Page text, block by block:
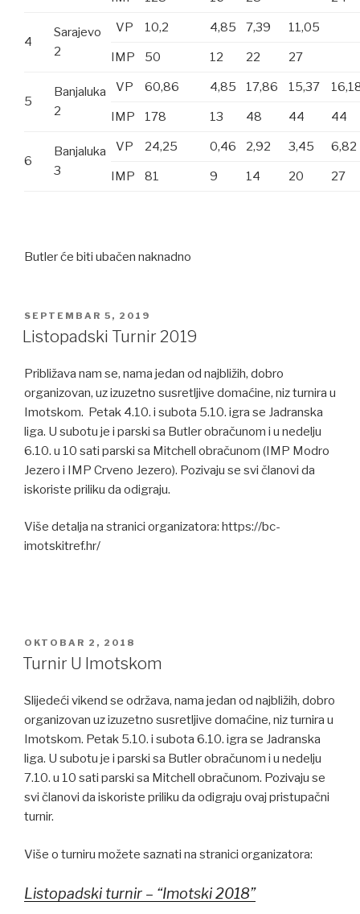
4
Sarajevo
2
VP 10,2 4,85 7,39 11,05
IMP 50 12 22 27
5
Banjaluka
2
VP 60,86 4,85 17,86 15,37
IMP 178 13 48 44 44
6
Banjaluka
3
VP 24,25 0,46 2,92 3,45 6,82
IMP 81 9 14 20 27
Butler će biti ubačen naknadno
POSTED
ON
SEPTEMBAR 5, 2019
Listopadski Turnir 2019
Približava nam se, nama jedan od najbližih, dobro
organizovan, uz izuzetno susretljive domaćine, niz turnira u
Imotskom. Petak 4.10. i subota 5.10. igra se Jadranska
liga. U subotu je i parski sa Butler obračunom i u nedelju
6.10. u 10 sati parski sa Mitchell obračunom (IMP Modro
Jezero i IMP Crveno Jezero). Pozivaju se svi članovi da
iskoriste priliku da odigraju.
Više detalja na stranici organizatora: https://bc-
imotskitref.hr/
POSTED
ON
OKTOBAR 2, 2018
Turnir U Imotskom
Slijedeći vikend se održava, nama jedan od najbližih, dobro
organizovan uz izuzetno susretljive domaćine, niz turnira u
Imotskom. Petak 5.10. i subota 6.10. igra se Jadranska
liga. U subotu je i parski sa Butler obračunom i u nedelju
7.10. u 10 sati parski sa Mitchell obračunom. Pozivaju se
svi članovi da iskoriste priliku da odigraju ovaj pristupačni
turnir.
Više o turniru možete saznati na stranici organizatora:
Listopadski turnir – “Imotski 2018”